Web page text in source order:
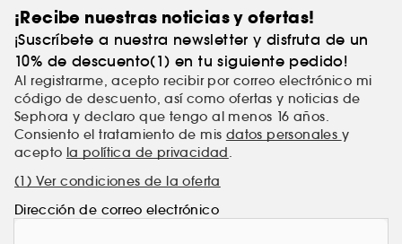
¡Recibe nuestras noticias y ofertas!
¡Suscríbete a nuestra newsletter y disfruta de un
10% de descuento(1) en tu siguiente pedido!
Al registrarme, acepto recibir por correo electrónico mi
código de descuento, así como ofertas y noticias de
Sephora y declaro que tengo al menos 16 años.
Consiento el tratamiento de mis datos personales y
acepto la política de privacidad
(1) Ver condiciones de la oferta
Dirección de correo electrónico